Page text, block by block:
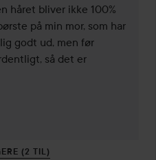
håret bliver ikke 100%
på min mor, som har
godt ud, men før
så det er
(2 TIL)